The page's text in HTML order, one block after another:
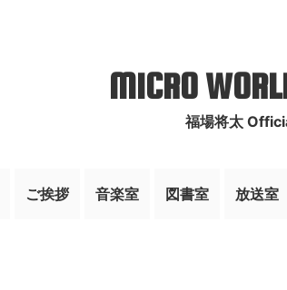
MICRO
福場将太
ご挨拶 音楽室 図書室 放送室